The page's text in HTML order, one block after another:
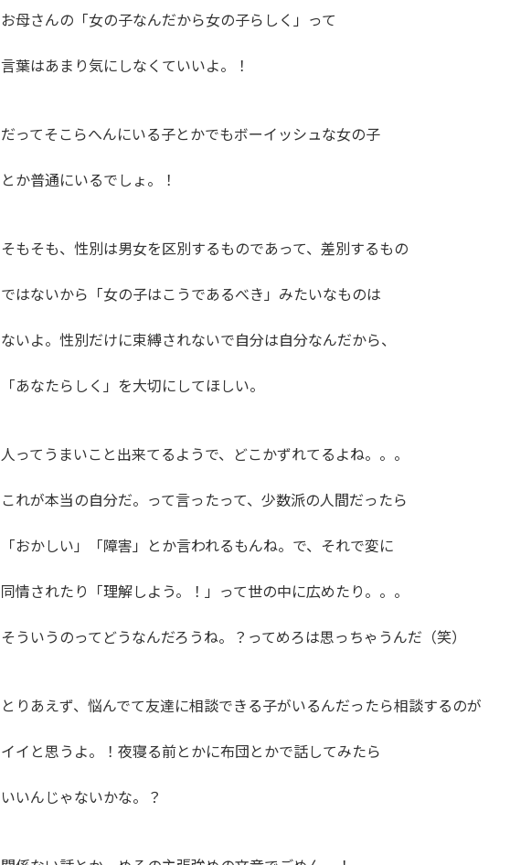
お母さんの「女の子なんだから女の子らしく」って
言葉はあまり気にしなくていいよ。！
だってそこらへんにいる子とかでもボーイッシュな女の子
とか普通にいるでしょ。！
そもそも、性別は男女を区別するものであって、差別するもの
ではないから「女の子はこうであるべき」みたいなものは
ないよ。性別だけに束縛されないで自分は自分なんだから、
「あなたらしく」を大切にしてほしい。
人ってうまいこと出来てるようで、どこかずれてるよね。。。
これが本当の自分だ。って言ったって、少数派の人間だったら
「おかしい」「障害」とか言われるもんね。で、それで変に
同情されたり「理解しよう。！」って世の中に広めたり。。。
そういうのってどうなんだろうね。？ってめろは思っちゃうんだ（笑）
とりあえず、悩んでて友達に相談できる子がいるんだったら相談するのが
イイと思うよ。！夜寝る前とかに布団とかで話してみたら
いいんじゃないかな。？